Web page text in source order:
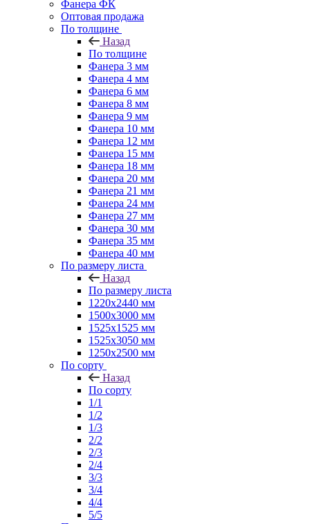
Фанера ФК
Оптовая продажа
По толщине
Назад
По толщине
Фанера 3 мм
Фанера 4 мм
Фанера 6 мм
Фанера 8 мм
Фанера 9 мм
Фанера 10 мм
Фанера 12 мм
Фанера 15 мм
Фанера 18 мм
Фанера 20 мм
Фанера 21 мм
Фанера 24 мм
Фанера 27 мм
Фанера 30 мм
Фанера 35 мм
Фанера 40 мм
По размеру листа
Назад
По размеру листа
1220х2440 мм
1500х3000 мм
1525x1525 мм
1525х3050 мм
1250х2500 мм
По сорту
Назад
По сорту
1/1
1/2
1/3
2/2
2/3
2/4
3/3
3/4
4/4
5/5